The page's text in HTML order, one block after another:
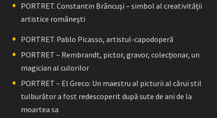
PORTRET. Constantin Brâncuşi – simbol al creativităţii
artistice româneşti
PORTRET. Pablo Picasso, artistul-capodoperă
PORTRET – Rembrandt, pictor, gravor, colecţionar, un
magician al culorilor
PORTRET – El Greco: Un maestru al picturii al cărui stil
tulburător a fost redescoperit după sute de ani de la
moartea sa